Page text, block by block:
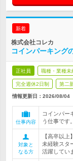
新着
株式会社コレカ
コインパーキング
正社員 職種・業種未
完全週休2日制 第二
情報更新日：2026/08/04
仕事内容
コインパー
う仕事です
対象と
なる方
【高卒以
未経験スタ
活躍してい